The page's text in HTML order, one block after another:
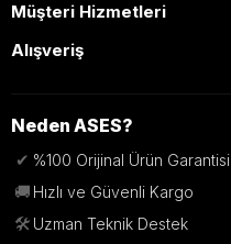
Müşteri Hizmetleri
Alışveriş
Neden ASES?
✔ %100 Orijinal Ürün Garantisi
🚚 Hızlı ve Güvenli Kargo
🛠️ Uzman Teknik Destek